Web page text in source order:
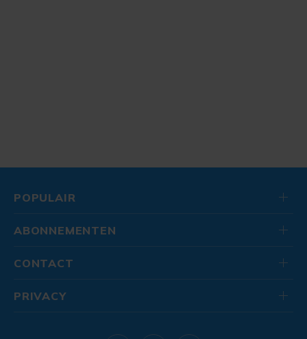
POPULAIR
ABONNEMENTEN
CONTACT
PRIVACY